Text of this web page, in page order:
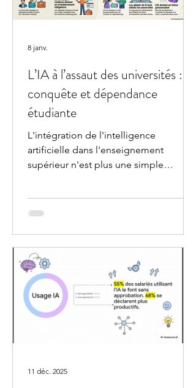
L’IA à l’assaut des universités :
conquête et dépendance
étudiante
L'intégration de l'intelligence
artificielle dans l'enseignement
supérieur n'est plus une simple
la technologie
8 janv.
11 déc. 2025